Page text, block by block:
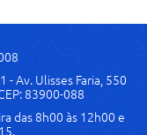
- Av. Ulisses Faria, 550
83900-088
das 8h00 às 12h00 e